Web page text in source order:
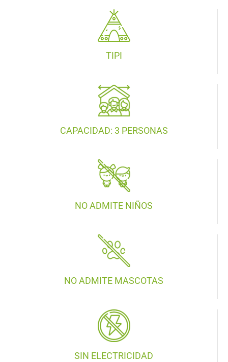
TIPI
CAPACIDAD: 3 PERSONAS
NO ADMITE NIÑOS
NO ADMITE MASCOTAS
SIN ELECTRICIDAD